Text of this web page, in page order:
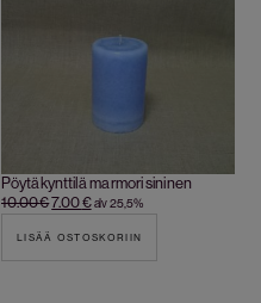
Pöytäkynttilä marmori sininen
10.00€7.00€alv 25,5%
LISÄÄ OSTOSKORIIN